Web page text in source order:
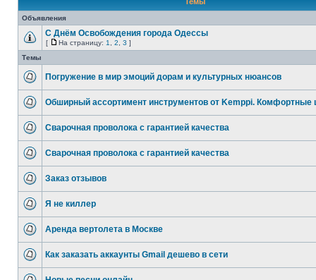
Объявления
С Днём Освобождения города Одессы
[ На страницу: 1 2 3 ]
Темы
Погружение в мир эмоций дорам и культурных нюансов
Обширный ассортимент инструментов от Kemppi. Комфортные
Сварочная проволока с гарантией качества
Сварочная проволока с гарантией качества
Заказ отзывов
Я не киллер
Аренда вертолета в Москве
Как заказать аккаунты Gmail дешево в сети